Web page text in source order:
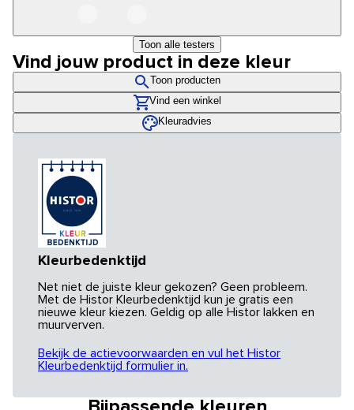
Toon alle testers
Vind jouw product in deze kleur
Toon producten
Vind een winkel
Kleuradvies
Kleurbedenktijd
Net niet de juiste kleur gekozen? Geen probleem.
Met de Histor Kleurbedenktijd kun je gratis een
nieuwe kleur kiezen. Geldig op alle Histor lakken en
muurverven.
Bekijk de actievoorwaarden en vul het Histor
Kleurbedenktijd formulier in.